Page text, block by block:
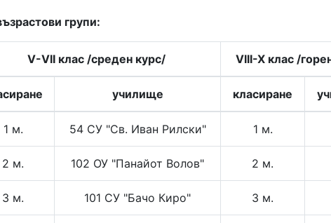
групи:
V-VII клас /среден курс/ VIII-X клас /
училище класиране
1 м. 54 СУ "Св. Иван Рилски" 1 м.
2 м. 102 ОУ "Панайот Волов" 2 м.
3 м. 101 СУ "Бачо Киро" 3 м.